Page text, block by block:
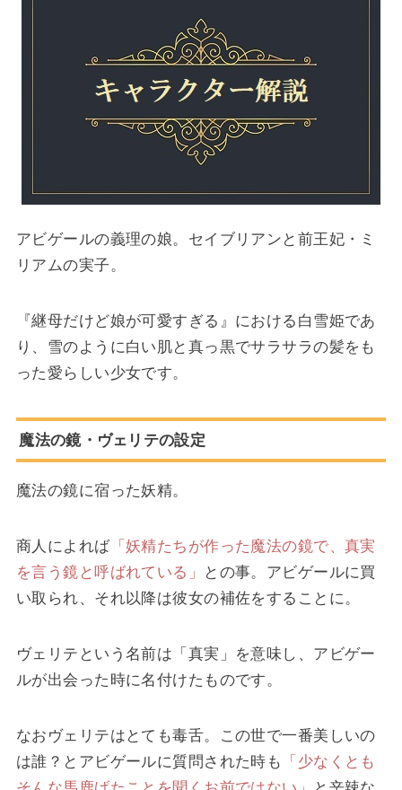
アビゲールの義理の娘。セイブリアンと前王妃・ミ
リアムの実子。
『継母だけど娘が可愛すぎる』における白雪姫であ
り、雪のように白い肌と真っ黒でサラサラの髪をも
った愛らしい少女です。
魔法の鏡・ヴェリテの設定
魔法の鏡に宿った妖精。
商人によれば「妖精たちが作った魔法の鏡で、真実
を言う鏡と呼ばれている」
との事。アビゲールに買
い取られ、それ以降は彼女の補佐をすることに。
ヴェリテという名前は「真実」を意味し、アビゲー
ルが出会った時に名付けたものです。
なおヴェリテはとても毒舌。この世で一番美しいの
は誰？とアビゲールに質問された時も 「少なくとも